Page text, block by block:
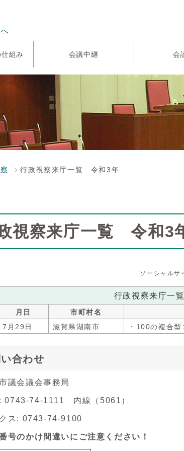
組み 会議中継 会
行政視察来庁一覧 令和3年
視察来庁一覧 令和3
ソーシャルサ
行政視察来庁一
月日 市町村名
7月29日 滋賀県湖南市 ・100の複合
合わせ
議会議会事務局
0743-74-1111 内線（5061）
ス: 0743-74-9100
号のかけ間違いにご注意ください！